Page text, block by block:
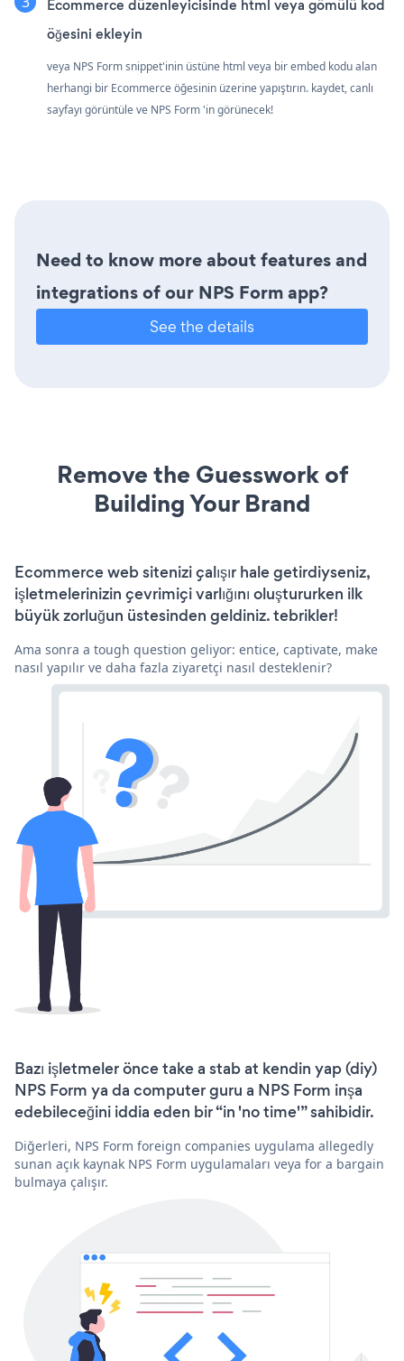
Ecommerce düzenleyicisinde html veya gömülü kod
öğesini ekleyin
veya NPS Form snippet'inin üstüne html veya bir embed kodu alan
herhangi bir Ecommerce öğesinin üzerine yapıştırın. kaydet, canlı
sayfayı görüntüle ve NPS Form 'in görünecek!
Need to know more about features and
integrations of our NPS Form app?
See the details
Remove the Guesswork of
Building Your Brand
Ecommerce web sitenizi çalışır hale getirdiyseniz,
işletmelerinizin çevrimiçi varlığını oluştururken ilk
büyük zorluğun üstesinden geldiniz. tebrikler!
Ama sonra a tough question geliyor: entice, captivate, make
nasıl yapılır ve daha fazla ziyaretçi nasıl desteklenir?
Bazı işletmeler önce take a stab at kendin yap (diy)
NPS Form ya da computer guru a NPS Form inşa
edebileceğini iddia eden bir “in 'no time'” sahibidir.
Diğerleri, NPS Form foreign companies uygulama allegedly
sunan açık kaynak NPS Form uygulamaları veya for a bargain
bulmaya çalışır.